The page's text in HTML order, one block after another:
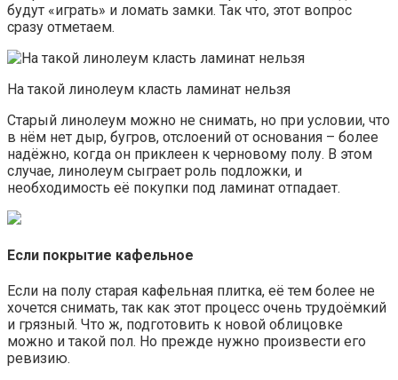
будут «играть» и ломать замки. Так что, этот вопрос
сразу отметаем.
На такой линолеум класть ламинат нельзя
Старый линолеум можно не снимать, но при условии, что
в нём нет дыр, бугров, отслоений от основания – более
надёжно, когда он приклеен к черновому полу. В этом
случае, линолеум сыграет роль подложки, и
необходимость её покупки под ламинат отпадает.
Если покрытие кафельное
Если на полу старая кафельная плитка, её тем более не
хочется снимать, так как этот процесс очень трудоёмкий
и грязный. Что ж, подготовить к новой облицовке
можно и такой пол. Но прежде нужно произвести его
ревизию.